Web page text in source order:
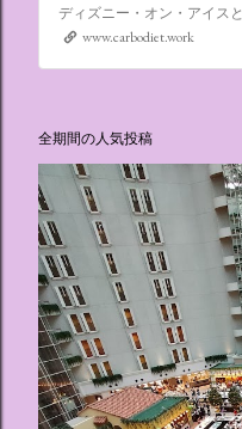
www.carbodiet.work
全期間の人気投稿